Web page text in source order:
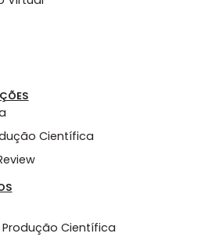
Científica
Produção Científica